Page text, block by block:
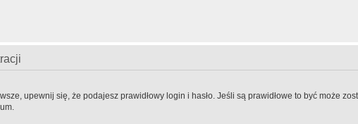
upewnij się, że podajesz prawidłowy login i hasło. Jeśli są prawidłowe to być może